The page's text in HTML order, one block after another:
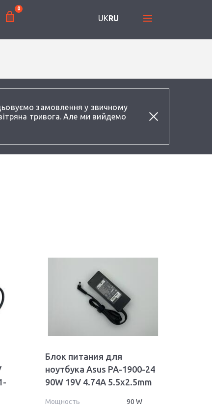
замовлення у звичному
тривога. Але ми вийдемо
0
UKRU
Блок питания для
ноутбука Asus PA-1900-24
90W 19V 4.74A 5.5x2.5mm
Мощность
90 W